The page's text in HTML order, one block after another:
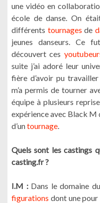
une vidéo en
école de danse. On
différents tournages de
jeunes danseurs. Ce
découvert ces
suite j’ai adoré leur
fière d’avoir pu
m’a permis de tourner
équipe à plusieurs
expérience avec Black M
d’untournage.
Quels sont les castings
casting.fr ?
I.M : Dans le domaine du
figurations dont une